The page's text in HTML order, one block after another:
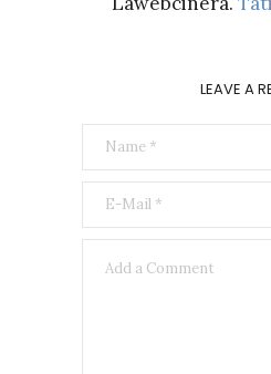
LEAVE A